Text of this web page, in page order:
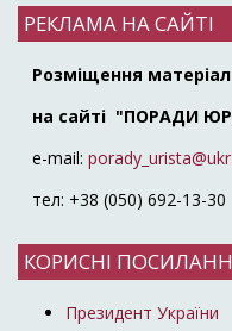
РЕКЛАМА НА САЙТІ
Розміщення
на сайті "ПОРАДИ
e-mail:
тел: +38 (050) 692-13-30
КОРИСНІ
Президент України